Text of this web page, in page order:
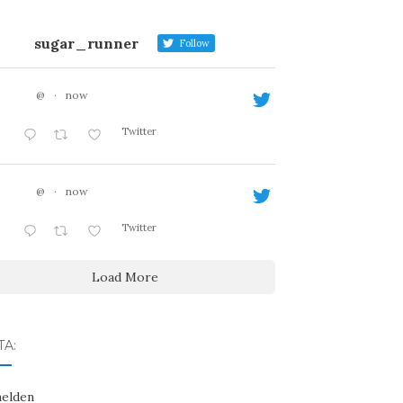
sugar_runner Follow
@ · now
Twitter
@ · now
Twitter
Load More